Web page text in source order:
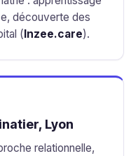
découverte des
( Inzee.care).
Lyon
relationnelle,